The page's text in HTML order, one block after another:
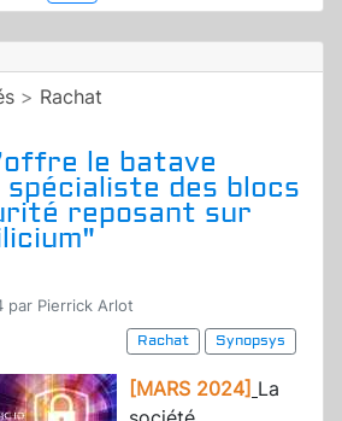
> Rachat
le batave
des blocs
reposant sur
par Pierrick Arlot
Rachat
Synopsys
[MARS 2024] La